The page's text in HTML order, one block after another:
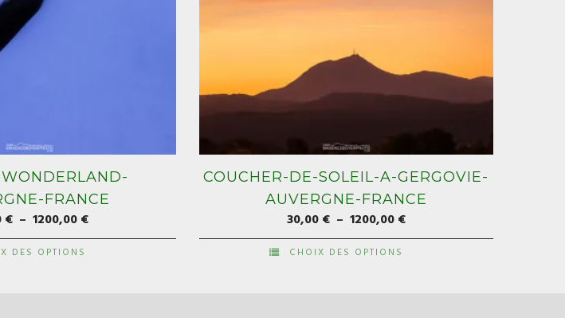
FRANCE
€ – 1200,00€Plage
de
DES OPTIONS
COUCHER-DE-SOLEIL-A-GERGOVIE-
AUVERGNE-FRANCE
30,00€ – 1200,00€Plage
de
CHOIX DES OPTIONS